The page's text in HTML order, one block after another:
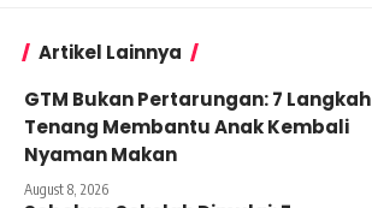
Artikel Lainnya
GTM Bukan Pertarungan: 7 Langkah
Tenang Membantu Anak Kembali
Nyaman Makan
August 8, 2026